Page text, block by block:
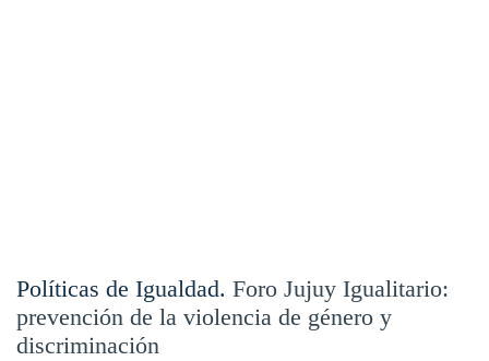
Políticas de Igualdad. Foro Jujuy Igualitario:
prevención de la violencia de género y
discriminación